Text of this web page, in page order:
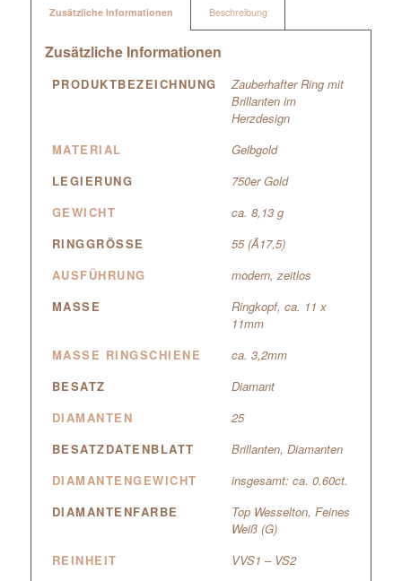
Zusätzliche Informationen Beschreibung
Zusätzliche Informationen
PRODUKTBEZEICHNUNG
Zauberhafter Ring mit
Brillanten im
Herzdesign
MATERIAL
Gelbgold
LEGIERUNG
750er Gold
GEWICHT
ca. 8,13 g
RINGGRÖSSE
55 (Ã17,5)
AUSFÜHRUNG
modern, zeitlos
MASSE
Ringkopf, ca. 11 x
11mm
MASSE RINGSCHIENE
ca. 3,2mm
BESATZ
Diamant
DIAMANTEN
25
BESATZDATENBLATT
Brillanten, Diamanten
DIAMANTENGEWICHT
insgesamt: ca. 0.60ct.
DIAMANTENFARBE
Top Wesselton, Feines
Weiß (G)
REINHEIT
VVS1 – VS2